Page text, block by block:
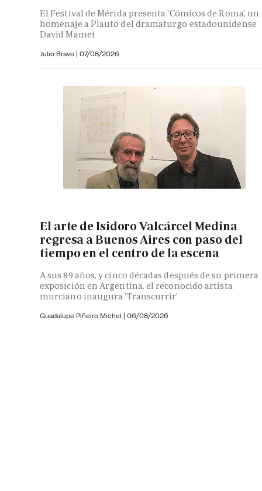
El Festival de Mérida presenta 'Cómicos de Roma', un
homenaje a Plauto del dramaturgo estadounidense
David Mamet
Julio Bravo | 07/08/2026
El arte de Isidoro Valcárcel Medina
regresa a Buenos Aires con paso del
tiempo en el centro de la escena
A sus 89 años, y cinco décadas después de su primera
exposición en Argentina, el reconocido artista
murciano inaugura 'Transcurrir'
Guadalupe Piñeiro Michel | 06/08/2026